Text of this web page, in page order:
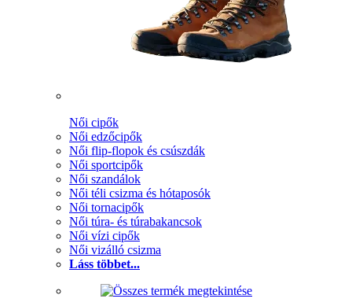
Női cipők
Női edzőcipők
Női flip-flopok és csúszdák
Női sportcipők
Női szandálok
Női téli csizma és hótaposók
Női tornacipők
Női túra- és túrabakancsok
Női vízi cipők
Női vizálló csizma
Láss többet...